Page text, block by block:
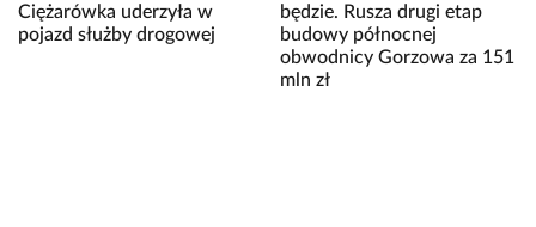
Ciężarówka uderzyła w
pojazd służby drogowej
będzie. Rusza drugi etap
budowy północnej
obwodnicy Gorzowa za 151
mln zł